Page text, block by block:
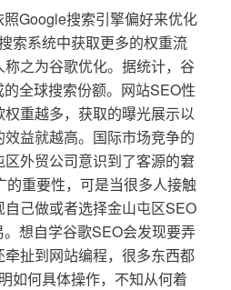
Google搜索引擎偏好来优化
索系统中获取更多的权重流
之为谷歌优化。据统计，谷
全球搜索份额。网站SEO性
重越多，获取的曝光展示以
益就越高。国际市场竞争的
外贸公司意识到了客源的窘
重要性，可是当很多人接触
己做或者选择金山屯区SEO
想自学谷歌SEO会发现要弄
扯到网站编程，很多东西都
如何具体操作，不知从何着